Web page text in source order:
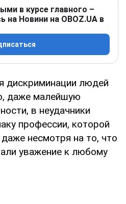
в курсе главного –
на Новини на OBOZ.UA в
дискриминации людей
даже малейшую
в неудачники
профессии, которой
несмотря на то, что
уважение к любому